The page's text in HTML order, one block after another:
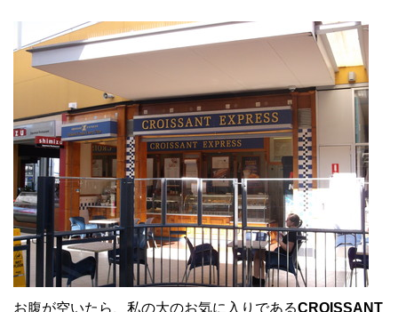
お腹が空いたら、私の大のお気に入りであるCROISSANT